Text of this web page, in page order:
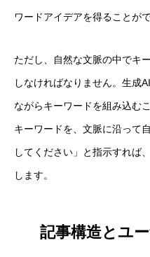
ワードアイデアを得ることがで
ただし、自然な文脈の中でキ
しなければなりません。生成
ながらキーワードを組み込む
キーワードを、文脈に沿って
してください」と指示すれば
します。
記事構造とユ